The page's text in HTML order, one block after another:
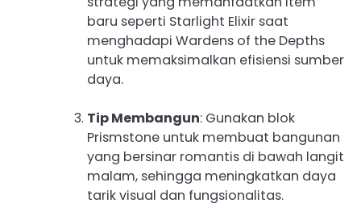
baru seperti Starlight Elixir saat
menghadapi Wardens of the Depths
untuk memaksimalkan efisiensi sumber
daya.
Tip Membangun: Gunakan blok
Prismstone untuk membuat bangunan
yang bersinar romantis di bawah langit
malam, sehingga meningkatkan daya
tarik visual dan fungsionalitas.